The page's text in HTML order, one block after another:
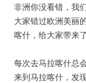
非洲你没看错，我
大家错过欧洲美丽
喀什，给大家带来
每次去马拉喀什总
来到马拉喀什，发